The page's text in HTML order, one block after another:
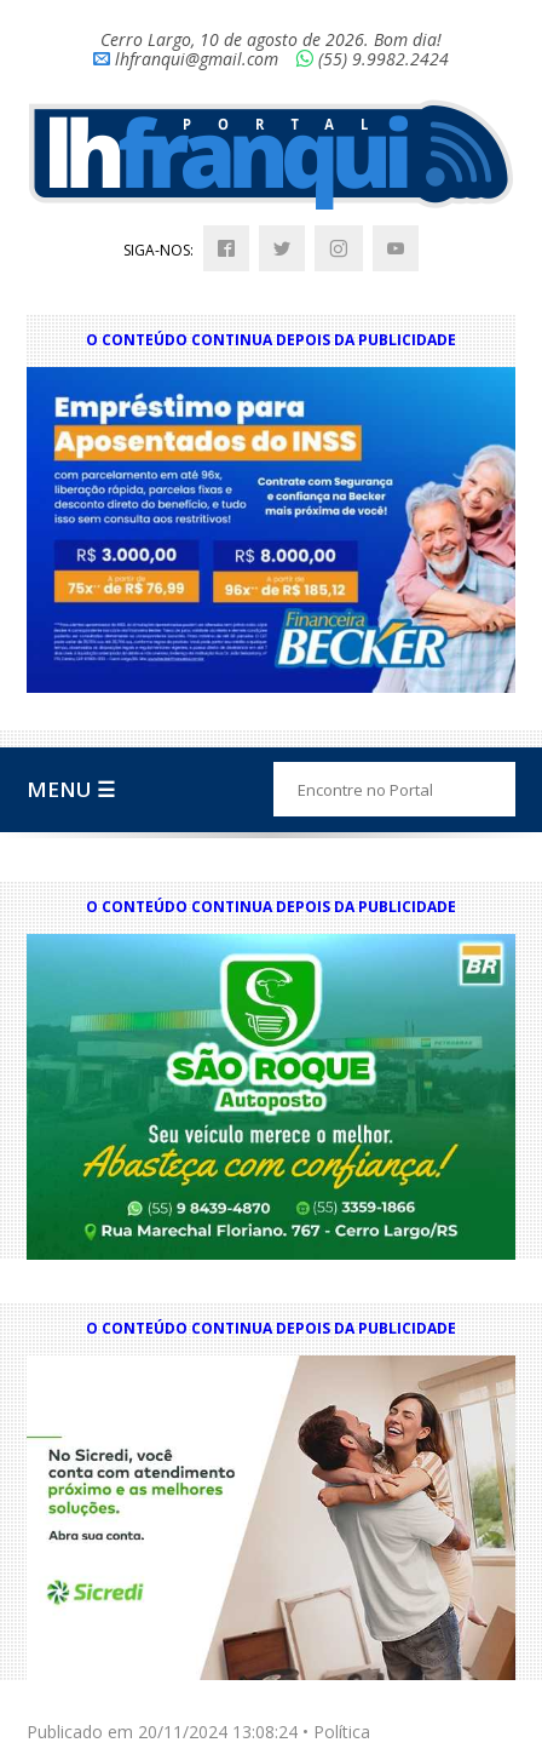
Cerro Largo, 10 de agosto de 2026. Bom dia!
lhfranqui@gmail.com
(55) 9.9982.2424
SIGA-NOS:
O CONTEÚDO CONTINUA DEPOIS DA PUBLICIDADE
MENU ☰
O CONTEÚDO CONTINUA DEPOIS DA PUBLICIDADE
O CONTEÚDO CONTINUA DEPOIS DA PUBLICIDADE
Publicado em 20/11/2024 13:08:24 • Política